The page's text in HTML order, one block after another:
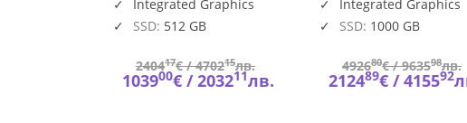
Integrated Graphics
SSD: 512 GB
240417€ /470215лв.
103900€ /203211лв.
Integrated Graphics
SSD: 1000 GB
492680€ /963598лв.
212489€ /415592